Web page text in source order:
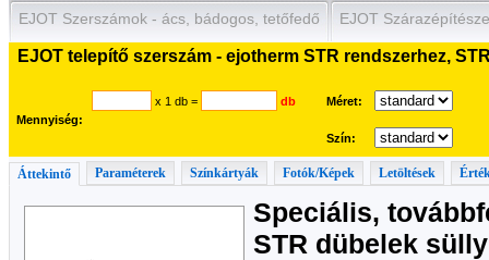
EJOT Szerszámok - ács, bádogos, tetőfedő EJOT
EJOT telepítő szerszám - ejotherm STR rendszerhez,
Mennyiség:
x 1 db = db Méret:
Szín:
Áttekintő Paraméterek Színkártyák Fotók/Képek Letöltések
Speciális,
STR dübelek